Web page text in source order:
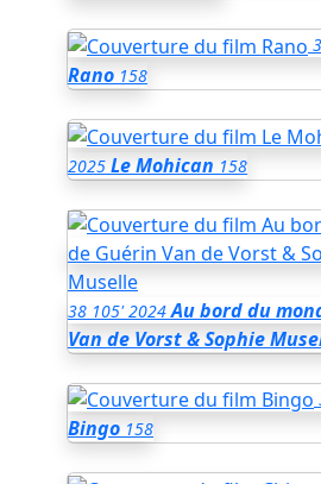
Rano 158
2025 Le Mohican 158
38 105' 2024 Au bord du
Van de Vorst & Sophie
Bingo 158